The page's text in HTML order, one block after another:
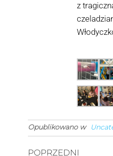
z
Opublikowano w
POPRZEDNI